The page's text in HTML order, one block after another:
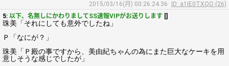
2015/03/16(月) 00:26:24.36
ID: a1IE0TXQO (26)
5: 以下、名無しにかわりましてSS速報VIPがお送りします []
珠美「それにしても意外でしたね」
Ｐ「なにが？」
珠美「Ｐ殿の事ですから、美由紀ちゃんの為にまた巨大なケーキを用
意しそうな感じでしたが」